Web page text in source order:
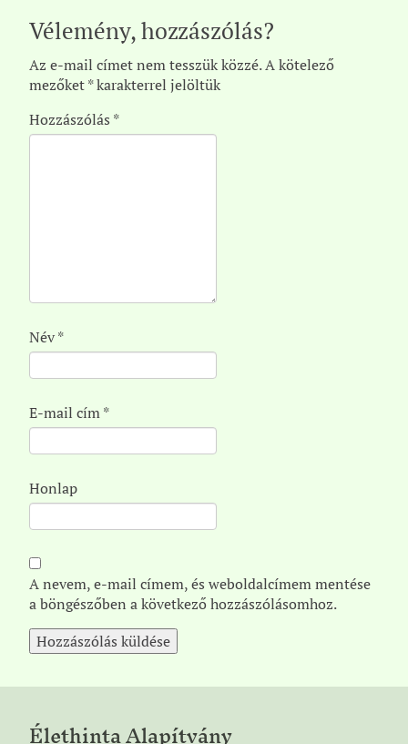
Vélemény, hozzászólás?
Az e-mail címet nem tesszük közzé.A kötelező
mezőket*karakterrel jelöltük
Hozzászólás *
Név*
E-mail cím*
Honlap
A nevem, e-mail címem, és weboldalcímem mentése
a böngészőben a következő hozzászólásomhoz.